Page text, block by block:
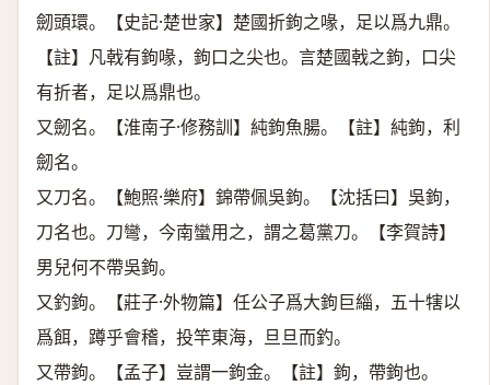
劒頭環。【史記·楚世家】楚國折鉤之喙，足以爲九鼎。
【註】凡戟有鉤喙，鉤口之尖也。言楚國戟之鉤，口尖
有折者，足以爲鼎也。
又劒名。【淮南子·修務訓】純鉤魚腸。【註】純鉤，利
劒名。
又刀名。【鮑照·樂府】錦帶佩吳鉤。【沈括曰】吳鉤，
刀名也。刀彎，今南蠻用之，謂之葛黨刀。【李賀詩】
男兒何不帶吳鉤。
又釣鉤。【莊子·外物篇】任公子爲大鉤巨緇，五十犗以
爲餌，蹲乎會稽，投竿東海，旦旦而釣。
又帶鉤。【孟子】豈謂一鉤金。【註】鉤，帶鉤也。